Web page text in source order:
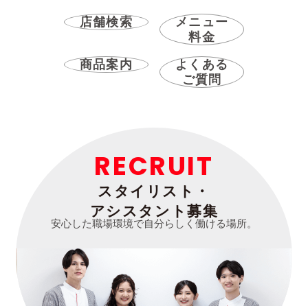
店舗検索
メニュー
料金
商品案内
よくある
ご質問
RECRUIT
スタイリスト・
アシスタント募集
安心した職場環境で自分らしく働ける場所。